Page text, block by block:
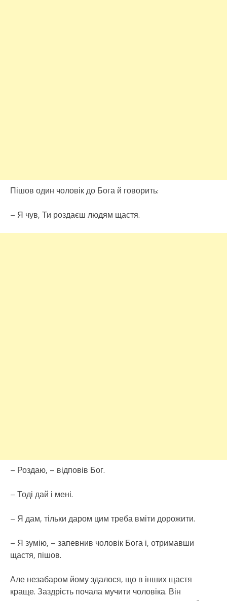
Пішов один чоловік до Бога й говорить:
– Я чув, Ти роздаєш людям щастя.
– Роздаю, – відповів Бог.
– Тоді дай і мені.
– Я дам, тільки даром цим треба вміти дорожити.
– Я зумію, – запевнив чоловік Бога і, отримавши
щастя, пішов.
Але незабаром йому здалося, що в інших щастя
краще. Заздрість почала мучити чоловіка. Він